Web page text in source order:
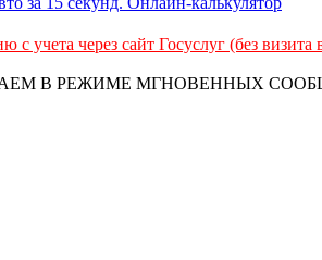
с учета через сайт Госуслуг (без
В РЕЖИМЕ МГНОВЕННЫХ